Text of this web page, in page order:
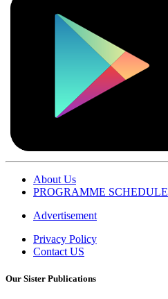
About Us
PROGRAMME SCHEDULE
Advertisement
Privacy Policy
Contact US
Our Sister Publications